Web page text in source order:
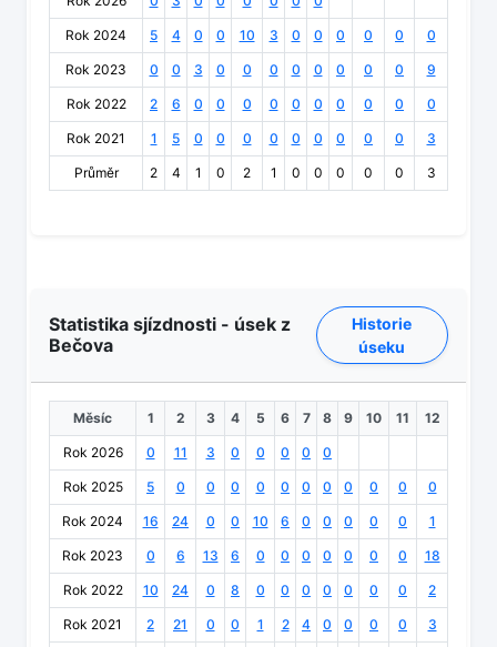
Rok 2024 5 4 0 0 10 3 0 0 0 0 0 0
Rok 2023 0 0 3 0 0 0 0 0 0 0 0 9
Rok 2022 2 6 0 0 0 0 0 0 0 0 0 0
Rok 2021 1 5 0 0 0 0 0 0 0 0 0 3
Průměr 2 4 1 0 2 1 0 0 0 0 0 3
Statistika sjízdnosti - úsek z
Bečova
Historie
úseku
Měsíc 1 2 3 4 5 6 7 8 9 10 11 12
Rok 2026 0 11 3 0 0 0 0 0
Rok 2025 5 0 0 0 0 0 0 0 0 0 0 0
Rok 2024 16 24 0 0 10 6 0 0 0 0 0 1
Rok 2023 0 6 13 6 0 0 0 0 0 0 0 18
Rok 2022 10 24 0 8 0 0 0 0 0 0 0 2
Rok 2021 2 21 0 0 1 2 4 0 0 0 0 3